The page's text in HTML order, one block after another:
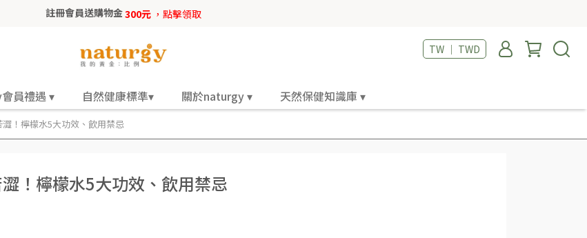
註冊會員送購物金300元 ，點擊領取
TW ｜ TWD
員禮遇 ▾ 自然健康標準▾ 關於naturgy ▾ 天然保健知識庫 ▾
！檸檬水5大功效、飲用禁忌
！檸檬水5大功效、飲用禁忌